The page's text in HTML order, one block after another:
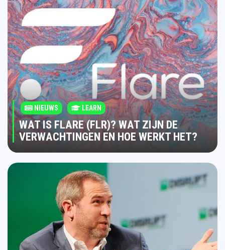
NIEUWS LEARN
WAT IS FLARE (FLR)? WAT ZIJN DE
VERWACHTINGEN EN HOE WERKT HET?